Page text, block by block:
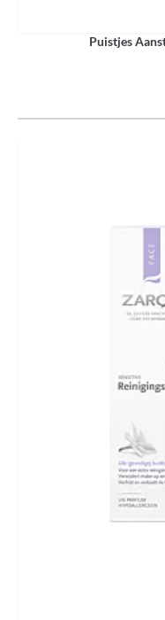
Puistjes